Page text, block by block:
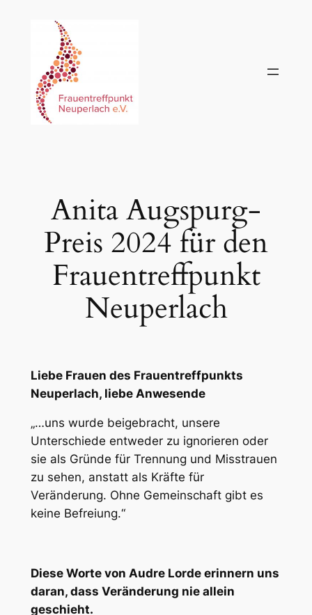
Anita Augspurg-
Preis 2024 für den
Frauentreffpunkt
Neuperlach
Liebe Frauen des Frauentreffpunkts
Neuperlach, liebe Anwesende
„…uns wurde beigebracht, unsere
Unterschiede entweder zu ignorieren oder
sie als Gründe für Trennung und Misstrauen
zu sehen, anstatt als Kräfte für
Veränderung. Ohne Gemeinschaft gibt es
keine Befreiung.“
Diese Worte von Audre Lorde erinnern uns
daran, dass Veränderung nie allein
geschieht.